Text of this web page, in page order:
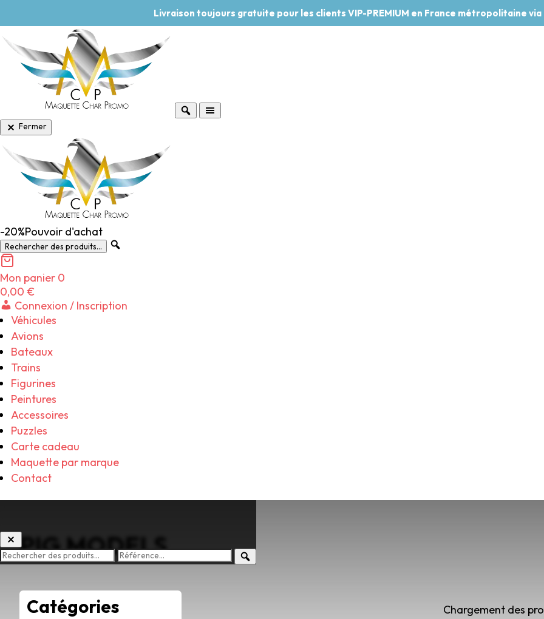
Livraison toujours gratuite pour les clients VIP-PREMIUM en France métropolitaine via
Fermer
-20%Pouvoir d'achat
Rechercher des produits...
Mon panier 0
0,00 €
Connexion / Inscription
Véhicules
Avions
Bateaux
Trains
Figurines
Peintures
Accessoires
Puzzles
Carte cadeau
Maquette par marque
Contact
PIG MODELS
Catégories Chargement des